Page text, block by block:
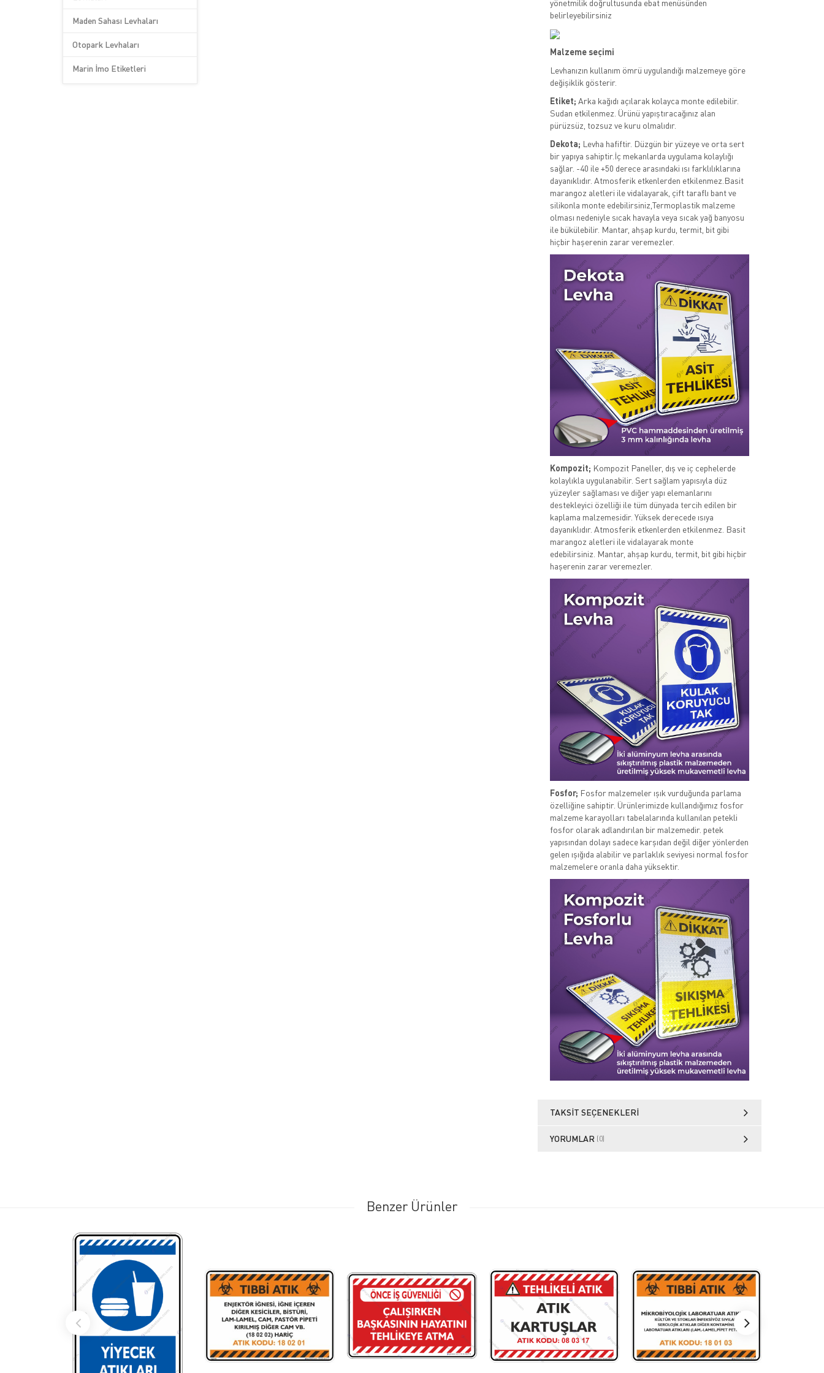
Maden Sahası Levhaları
Otopark Levhaları
Marin İmo Etiketleri
yönetmilik doğrultusunda ebat menüsünden
belirleyebilirsiniz
Malzeme seçimi
Levhanızın kullanım ömrü uygulandığı malzemeye göre
değişiklik gösterir.
Etiket; Arka kağıdı açılarak kolayca monte edilebilir.
Sudan etkilenmez. Ürünü yapıştıracağınız alan
pürüzsüz, tozsuz ve kuru olmalıdır.
Dekota; Levha hafiftir. Düzgün bir yüzeye ve orta sert
bir yapıya sahiptir.İç mekanlarda uygulama kolaylığı
sağlar. -40 ile +50 derece arasındaki ısı farklılıklarına
dayanıklıdır. Atmosferik etkenlerden etkilenmez.Basit
marangoz aletleri ile vidalayarak, çift taraflı bant ve
silikonla monte edebilirsiniz,Termoplastik malzeme
olması nedeniyle sıcak havayla veya sıcak yağ banyosu
ile bükülebilir. Mantar, ahşap kurdu, termit, bit gibi
hiçbir haşerenin zarar veremezler.
Kompozit; Kompozit Paneller, dış ve iç cephelerde
kolaylıkla uygulanabilir. Sert sağlam yapısıyla düz
yüzeyler sağlaması ve diğer yapı elemanlarını
destekleyici özelliği ile tüm dünyada tercih edilen bir
kaplama malzemesidir. Yüksek derecede ısıya
dayanıklıdır. Atmosferik etkenlerden etkilenmez. Basit
marangoz aletleri ile vidalayarak monte
edebilirsiniz. Mantar, ahşap kurdu, termit, bit gibi hiçbir
haşerenin zarar veremezler.
Fosfor; Fosfor malzemeler ışık vurduğunda parlama
özelliğine sahiptir. Ürünlerimizde kullandığımız fosfor
malzeme karayolları tabelalarında kullanılan petekli
fosfor olarak adlandırılan bir malzemedir. petek
yapısından dolayı sadece karşıdan değil diğer yönlerden
gelen ışığıda alabilir ve parlaklık seviyesi normal fosfor
malzemelere oranla daha yüksektir.
TAKSIT SEÇENEKLERI
YORUMLAR (0)
Benzer Ürünler